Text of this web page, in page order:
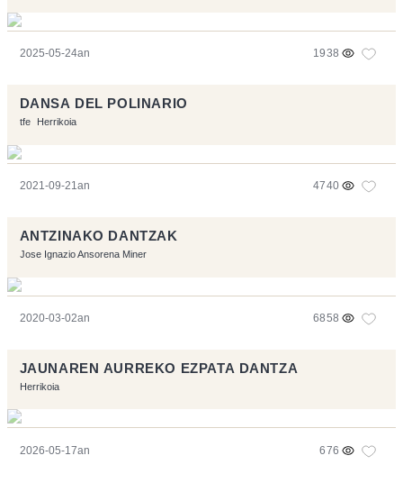
2025-05-24an 1938
DANSA DEL POLINARIO
tfe Herrikoia
2021-09-21an 4740
ANTZINAKO DANTZAK
Jose Ignazio Ansorena Miner
2020-03-02an 6858
JAUNAREN AURREKO EZPATA DANTZA
Herrikoia
2026-05-17an 676